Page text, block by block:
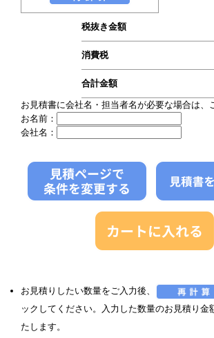
税抜き金額
消費税
合計金額
お見積書に会社名・担当者名が必要な場合は、
お名前：
会社名：
お見積りしたい数量をご入力後、
ックしてください。入力した数量のお見積り金
たします。